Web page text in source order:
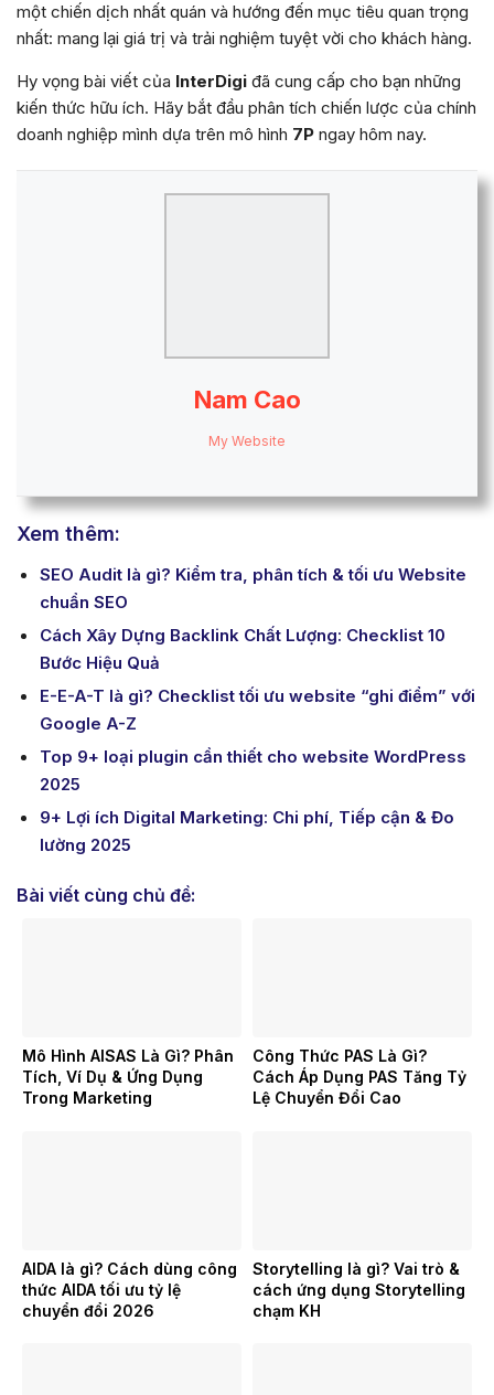
một chiến dịch nhất quán và hướng đến mục tiêu quan trọng
nhất: mang lại giá trị và trải nghiệm tuyệt vời cho khách hàng.
Hy vọng bài viết của InterDigi đã cung cấp cho bạn những
kiến thức hữu ích. Hãy bắt đầu phân tích chiến lược của chính
doanh nghiệp mình dựa trên mô hình 7P ngay hôm nay.
Nam Cao
My Website
Xem thêm:
SEO Audit là gì? Kiểm tra, phân tích & tối ưu Website
chuẩn SEO
Cách Xây Dựng Backlink Chất Lượng: Checklist 10
Bước Hiệu Quả
E-E-A-T là gì? Checklist tối ưu website “ghi điểm” với
Google A-Z
Top 9+ loại plugin cần thiết cho website WordPress
2025
9+ Lợi ích Digital Marketing: Chi phí, Tiếp cận & Đo
lường 2025
Bài viết cùng chủ đề:
Mô Hình AISAS Là Gì? Phân
Tích, Ví Dụ & Ứng Dụng
Trong Marketing
Công Thức PAS Là Gì?
Cách Áp Dụng PAS Tăng Tỷ
Lệ Chuyển Đổi Cao
AIDA là gì? Cách dùng công
thức AIDA tối ưu tỷ lệ
chuyển đổi 2026
Storytelling là gì? Vai trò &
cách ứng dụng Storytelling
chạm KH